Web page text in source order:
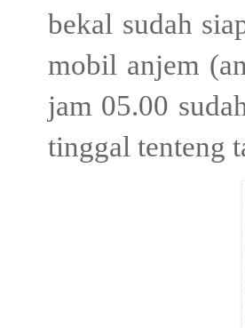
bekal sudah
mobil anjem
jam 05.00
tinggal tenteng